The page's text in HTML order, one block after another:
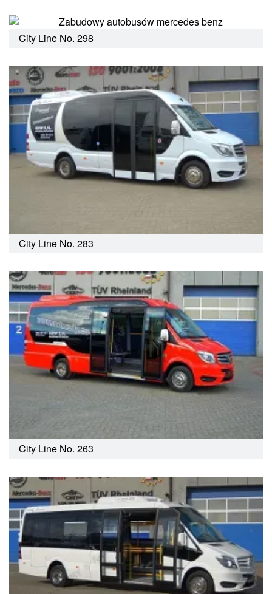
City Line No. 298
City Line No. 283
City Line No. 263